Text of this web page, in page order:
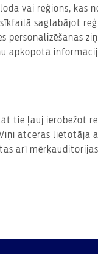
vai reģions, kas
saglabājot
apkopotā
tie ļauj ierobežot
atceras lietotāja
arī